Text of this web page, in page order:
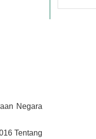
Negara
Tentang